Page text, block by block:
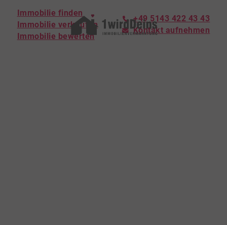
Immobilie finden
Immobilie verkaufen
Immobilie bewerten
+49 5143 422 43 43
Kontakt aufnehmen